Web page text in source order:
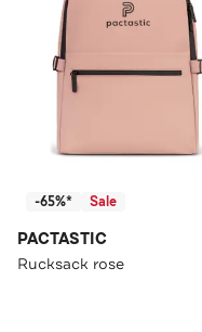
-65%* Sale
PACTASTIC
Rucksack rose